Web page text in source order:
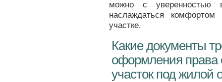
можно с уверенностью
наслаждаться
участке.
Какие документы
оформления права
участок под жилой